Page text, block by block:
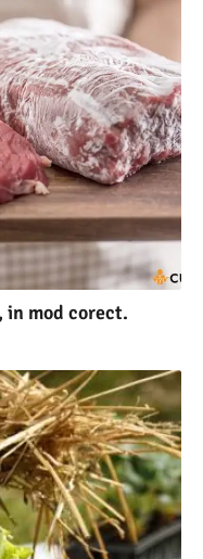
in mod corect.